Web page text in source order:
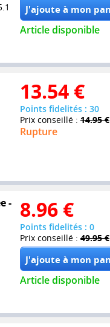
Article disponible
13.54 €
Points fidelités : 30
Prix conseillé : 14.95 €
Rupture
-
8.96 €
Points fidelités : 0
Prix conseillé : 49.95 €
Article disponible